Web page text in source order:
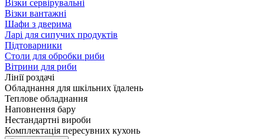
Візки сервірувальні
Візки вантажні
Шафи з дверима
Ларі для сипучих продуктів
Підтоварники
Столи для обробки риби
Вітрини для риби
Лінії роздачі
Обладнання для шкільних їдалень
Теплове обладнання
Наповнення бару
Нестандартні вироби
Комплектація пересувних кухонь